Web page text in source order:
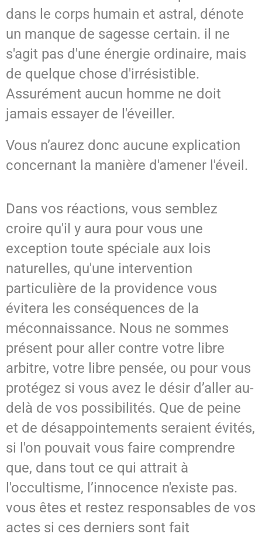
dans le corps humain et astral, dénote
un manque de sagesse certain. il ne
s'agit pas d'une énergie ordinaire, mais
de quelque chose d'irrésistible.
Assurément aucun homme ne doit
jamais essayer de l'éveiller.
Vous n’aurez donc aucune explication
concernant la manière d'amener l'éveil.
Dans vos réactions, vous semblez
croire qu'il y aura pour vous une
exception toute spéciale aux lois
naturelles, qu'une intervention
particulière de la providence vous
évitera les conséquences de la
méconnaissance. Nous ne sommes
présent pour aller contre votre libre
arbitre, votre libre pensée, ou pour vous
protégez si vous avez le désir d’aller au-
delà de vos possibilités. Que de peine
et de désappointements seraient évités,
si l'on pouvait vous faire comprendre
que, dans tout ce qui attrait à
l'occultisme, l’innocence n'existe pas.
vous êtes et restez responsables de vos
actes si ces derniers sont fait